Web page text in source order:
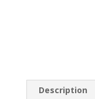
Description